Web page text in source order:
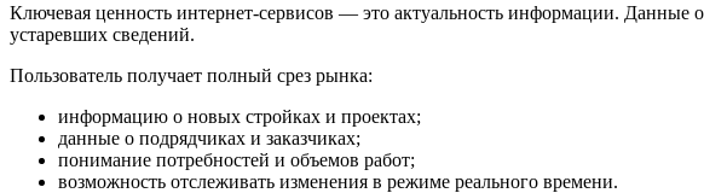
Ключевая ценность интернет-сервисов — это актуальность информации.
устаревших сведений.
Пользователь получает полный срез рынка:
информацию о новых стройках и проектах;
данные о подрядчиках и заказчиках;
понимание потребностей и объемов работ;
возможность отслеживать изменения в режиме реального времени.